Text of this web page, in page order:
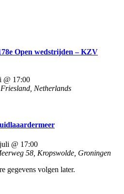
Open wedstrijden – KZV
@ 17:00
Netherlands
@ 17:00
58, Kropswolde, Groningen
gegevens volgen later.